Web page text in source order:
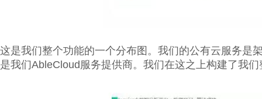
这是我们整个功能的一个分布图。我们的公有云服务是
是我们AbleCloud服务提供商。我们在这之上构建了我